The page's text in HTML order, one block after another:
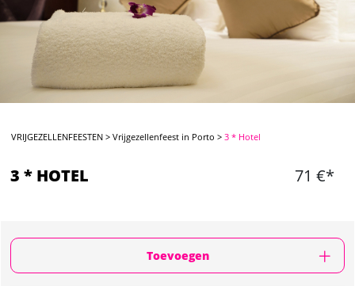
VRIJGEZELLENFEESTEN >Vrijgezellenfeest in Porto >3 * Hotel
3 * HOTEL 71 €*
Toevoegen